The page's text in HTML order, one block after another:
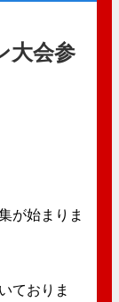
大会参
が始まりま
ておりま